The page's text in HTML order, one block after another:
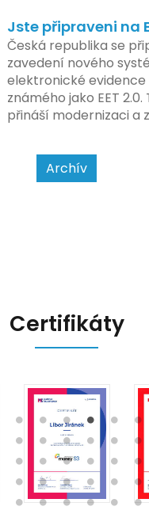
bezhotovostní
se má tato
povahy
způsobu interakce
zákazníkem.
Jste připraveni na
Česká republika se
zavedení nového
elektronické evidence
známého jako EET
přináší modernizaci a
usnadnit život
kontrolním orgánům.
na hlavní změny, které
Archív
Certifikáty